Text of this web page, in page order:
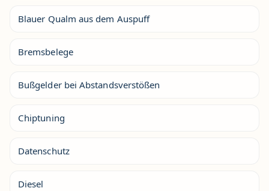
Blauer Qualm aus dem Auspuff
Bremsbelege
Bußgelder bei Abstandsverstößen
Chiptuning
Datenschutz
Diesel